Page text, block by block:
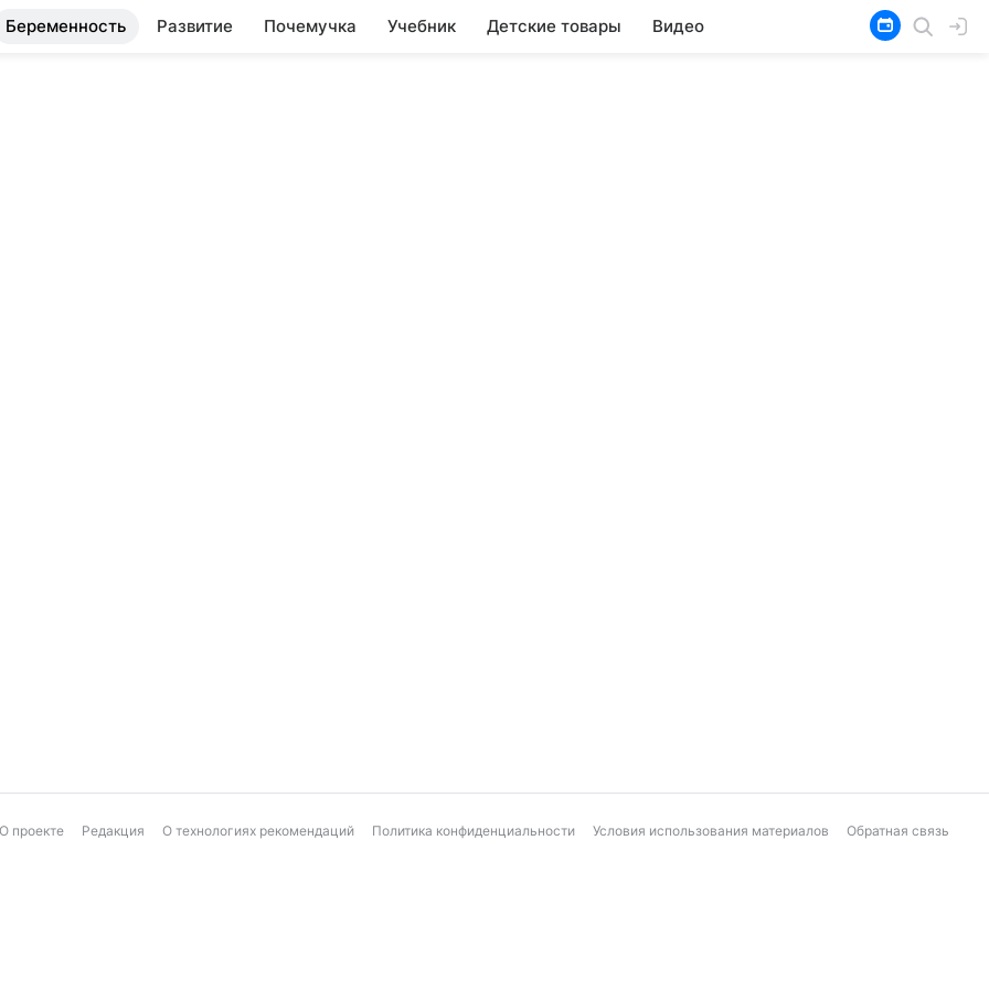
Беременность Развитие Почемучка Учебник Детские товары Видео
О проекте Редакция О технологиях рекомендаций Политика конфиденциальности Условия использования материалов Обратная связь